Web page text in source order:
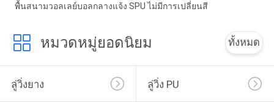
พื้นสนามวอลเลย์บอลกลางแจ้ง SPU ไม่มีการเปลี่ยนสี
หมวดหมู่ยอดนิยม ทั้งหมด
ลู่วิ่งยาง ลู่วิ่ง PU